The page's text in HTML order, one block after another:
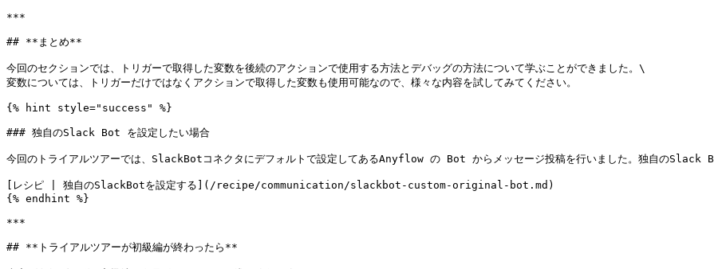
***
## **まとめ**
今回のセクションでは、トリガーで取得した変数を後続のアクションで使用する方法とデバッグの方法について学ぶことができました。\
変数については、トリガーだけではなくアクションで取得した変数も使用可能なので、様々な内容を試してみてください。
{% hint style="success" %}
### 独自のSlack Bot を設定したい場合
今回のトライアルツアーでは、SlackBotコネクタにデフォルトで設定してあるAnyflow の Bot からメッセージ投稿を行いました。独自のSlack
[レシピ | 独自のSlackBotを設定する](/recipe/communication/slackbot-custom-original-bot.md)
{% endhint %}
***
## **トライアルツアーが初級編が終わったら**